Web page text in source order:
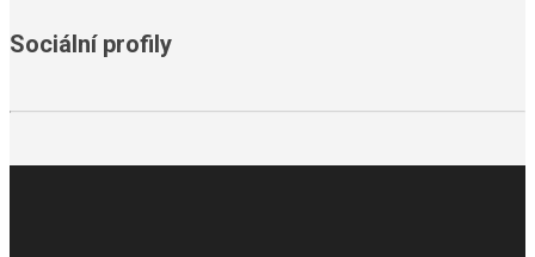
Sociální profily